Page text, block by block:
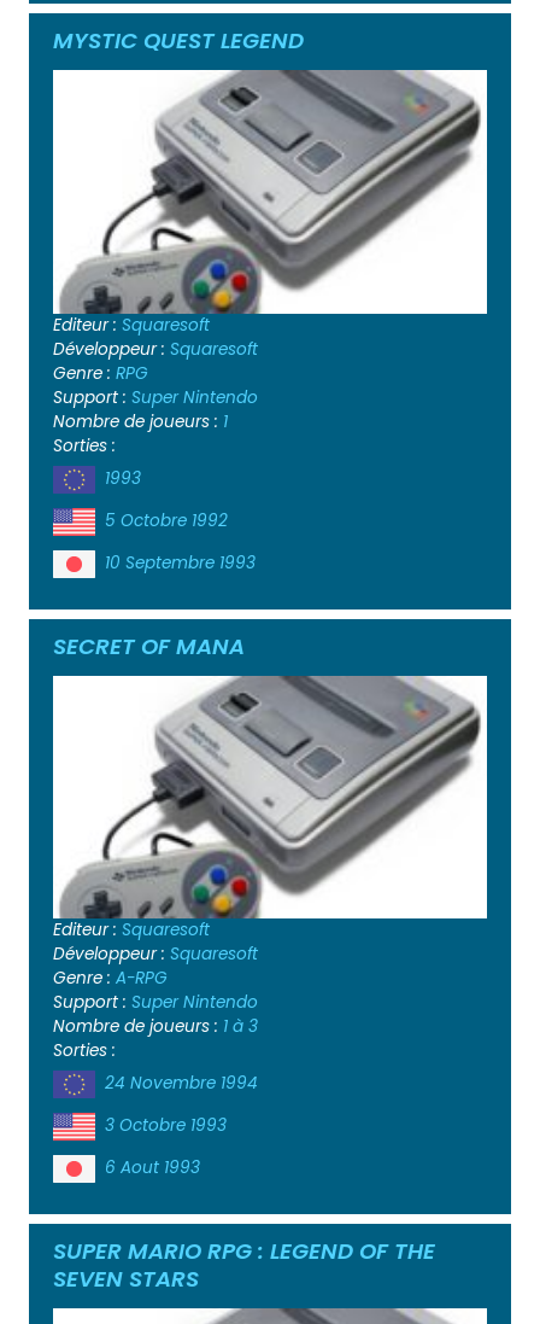
MYSTIC QUEST LEGEND
Editeur : Squaresoft
Développeur : Squaresoft
Genre : RPG
Support : Super Nintendo
Nombre de joueurs : 1
Sorties :
1993
5 Octobre 1992
10 Septembre 1993
SECRET OF MANA
Editeur : Squaresoft
Développeur : Squaresoft
Genre : A-RPG
Support : Super Nintendo
Nombre de joueurs : 1 à 3
Sorties :
24 Novembre 1994
3 Octobre 1993
6 Aout 1993
SUPER MARIO RPG : LEGEND OF THE
SEVEN STARS